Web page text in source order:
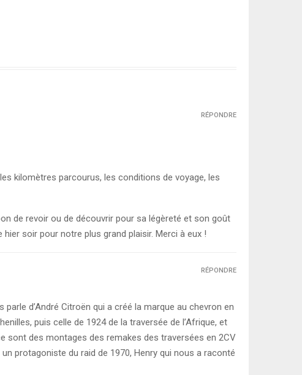
kilomètres parcourus, les conditions de voyage, les
de revoir ou de découvrir pour sa légèreté et son goût
soir pour notre plus grand plaisir. Merci à eux !
RÉPONDRE
d’André Citroën qui a créé la marque au chevron en
puis celle de 1924 de la traversée de l’Afrique, et
sont des montages des remakes des traversées en 2CV
protagoniste du raid de 1970, Henry qui nous a raconté
RÉPONDRE